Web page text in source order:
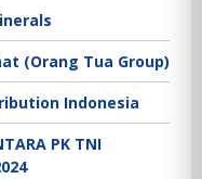
(Orang Tua Group)
Indonesia
PK TNI